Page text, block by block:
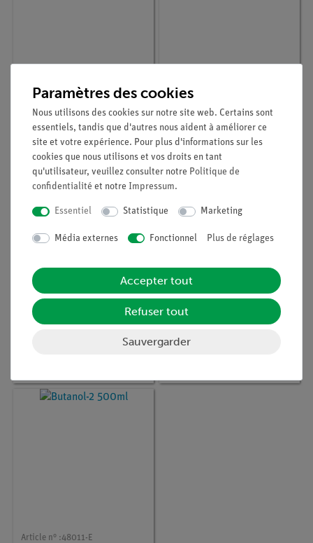
Article n° : 30047-E
Acide butyrique 100 ml
Article n° :
Hydroxyde de baryum
500 g
Article n° : Article n° :
Article n° :48011-E
Paramètres des cookies
Nous utilisons des cookies sur notre site web. Certains sont
essentiels, tandis que d'autres nous aident à améliorer ce
site et votre expérience. Pour plus d'informations sur les
cookies que nous utilisons et vos droits en tant
qu'utilisateur, veuillez consulter notre Politique de
confidentialité et notre Impressum.
Essentiel Statistique Marketing
Média externes Fonctionnel Plus de réglages
Accepter tout
Refuser tout
Sauvergarder